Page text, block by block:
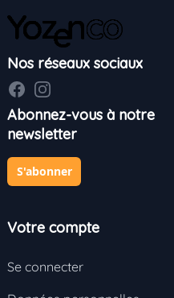
Nos réseaux sociaux
FacebookInstagram
Abonnez-vous à notre
newsletter
S'abonner
Votre compte
Se connecter